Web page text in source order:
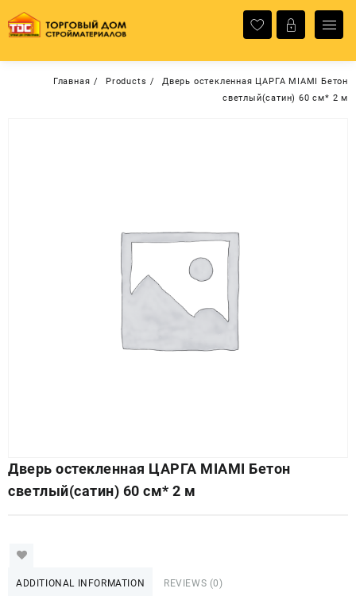
содержимому
Главная Products
Дверь остекленная ЦАРГА MIAMI Бетон
светлый(сатин) 60 см* 2 м
Дверь остекленная ЦАРГА MIAMI Бетон
светлый(сатин) 60 см* 2 м
ADDITIONAL INFORMATION REVIEWS (0)